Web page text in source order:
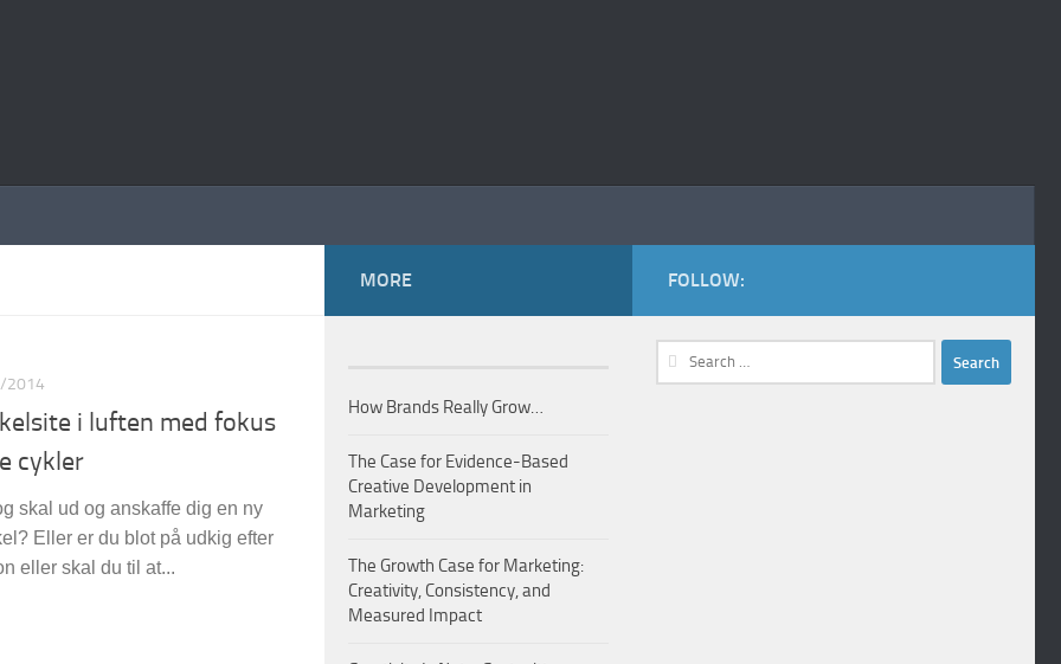
2014
i luften med fokus
cykler
skal ud og anskaffe dig en ny
Eller er du blot på udkig efter
eller skal du til at...
FOLLOW:
Search
for:
MORE
How Brands Really Grow…
The Case for Evidence-Based
Creative Development in
Marketing
The Growth Case for Marketing:
Creativity, Consistency, and
Measured Impact